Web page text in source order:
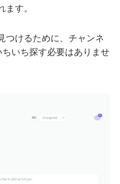
す。
つけるために、チャンネ
いち探す必要はありませ